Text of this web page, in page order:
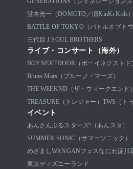
堂本光一（DOMOTO／旧KinKi Kids）
BATTLE OF TOKYO（バトルオブトウ
三代目 J SOUL BROTHERS
ライブ・コンサート（海外）
BOYNEXTDOOR（ボーイネクストド
Bruno Mars（ブルーノ・マーズ）
THE WEEKND（ザ・ウィークエンド）
TREASURE（トレジャー） TWS（ト
イベント
あんさんぶるスターズ!（あんスタ）
SUMMER SONIC（サマーソニック）
めざましWANGANフェスなにわ淀川
東京ディズニーランド